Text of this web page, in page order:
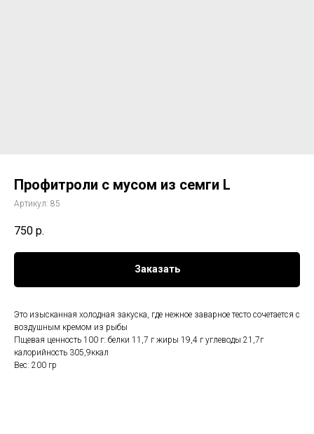
Профитроли с мусом из семги L
Артикул: 85
750 р.
Заказать
Это изысканная холодная закуска, где нежное заварное тесто сочетается с
воздушным кремом из рыбы
Пщевая ценность 100 г: белки 11,7 г жиры 19,4 г углеводы 21,7г
калорийность 305,9ккал
Вес: 200 гр